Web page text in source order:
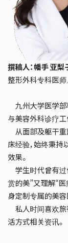
撰稿人：幡手 亚梨
整形外科专科医
九州大学医学部
与美容外科诊疗工
从面部及躯干重
床经验，始终秉持
效果。
学生时代曾有过
赏的美”又理解“
身定制专属的美容
私人时间喜欢旅
活方式相关资讯。